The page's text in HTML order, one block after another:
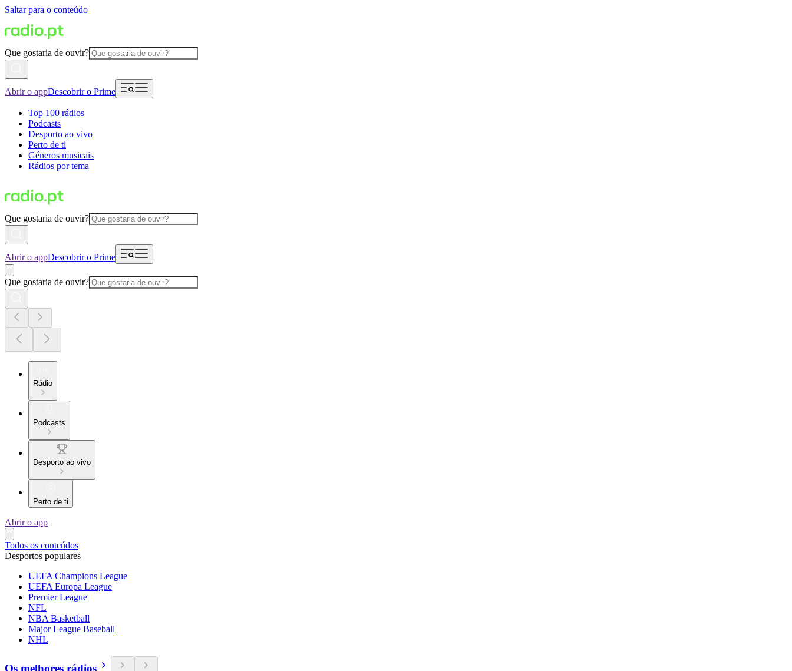
Saltar para o conteúdo
Que gostaria de ouvir?
Abrir o appDescobrir o Prime
Top 100 rádios
Podcasts
Desporto ao vivo
Perto de ti
Géneros musicais
Rádios por tema
Que gostaria de ouvir?
Abrir o appDescobrir o Prime
Que gostaria de ouvir?
Rádio
Podcasts
Desporto ao vivo
Perto de ti
Abrir o app
Todos os conteúdos
Desportos populares
UEFA Champions League
UEFA Europa League
Premier League
NFL
NBA Basketball
Major League Baseball
NHL
Os melhores rádios